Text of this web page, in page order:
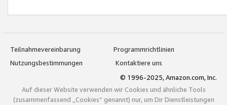
Teilnahmevereinbarung
Programmrichtlinien
Nutzungsbestimmungen
Kontaktiere uns
© 1996-2025, Amazon.com, Inc.
Auf dieser Website verwenden wir Cookies und ähnliche Tools
(zusammenfassend „Cookies“ genannt) nur, um Dir Dienstleistungen